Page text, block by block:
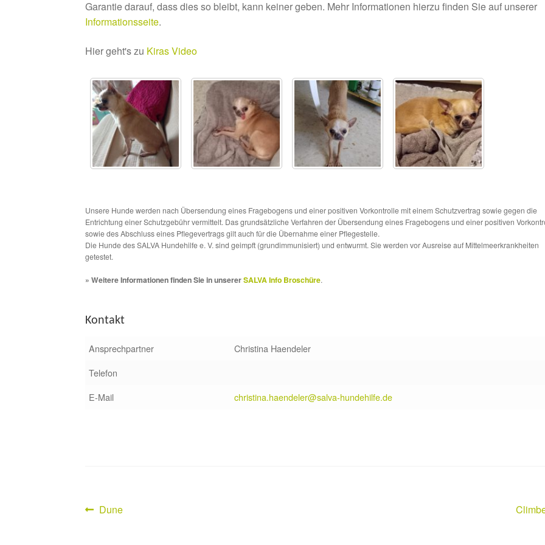
Garantie darauf, dass dies so bleibt, kann keiner geben. Mehr Informationen hierzu finden Sie auf unserer
Informationsseite.
Hier geht's zu Kiras Video
Unsere Hunde werden nach Übersendung eines Fragebogens und einer positiven Vorkontrolle mit einem Schutzvertrag sowie gegen die
Entrichtung einer Schutzgebühr vermittelt. Das grundsätzliche Verfahren der Übersendung eines Fragebogens und einer positiven
sowie des Abschluss eines Pflegevertrags gilt auch für die Übernahme einer Pflegestelle.
Die Hunde des SALVA Hundehilfe e. V. sind geimpft (grundimmunisiert) und entwurmt. Sie werden vor Ausreise auf Mittelmeerkrankheiten
getestet.
» Weitere Informationen finden Sie in unsererSALVA Info Broschüre.
Kontakt
Ansprechpartner
Christina Haendeler
Telefon
E-Mail
christina.haendeler@salva-hundehilfe.de
Beitragsnavigation
Vorheriger
Dune